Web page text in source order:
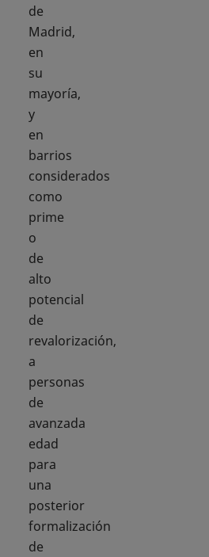
de
Madrid,
en
su
mayoría,
y
en
barrios
considerados
como
prime
o
de
alto
potencial
de
revalorización,
a
personas
de
avanzada
edad
para
una
posterior
formalización
de